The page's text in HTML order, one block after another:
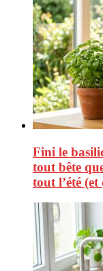
Fini le
tout bête
tout l’été